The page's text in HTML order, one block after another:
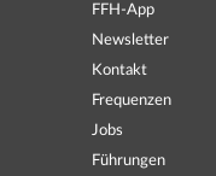
FFH-App
Newsletter
Kontakt
Frequenzen
Jobs
Führungen